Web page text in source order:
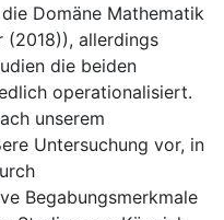
Domäne Mathematik
(2018)), allerdings
die beiden
operationalisiert.
unserem
Untersuchung vor, in
Begabungsmerkmale